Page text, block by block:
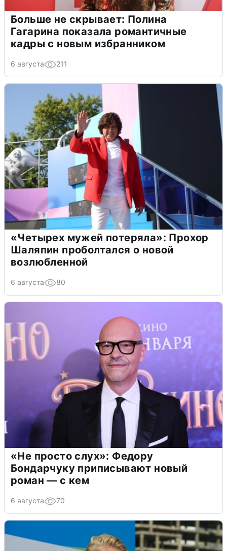
Больше не скрывает: Полина
Гагарина показала романтичные
кадры с новым избранником
6 августа 211
«Четырех мужей потеряла»: Прохор
Шаляпин проболтался о новой
возлюбленной
6 августа 80
«Не просто слух»: Федору
Бондарчуку приписывают новый
роман — с кем
6 августа 70